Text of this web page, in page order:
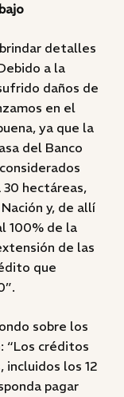
detalles
a la
daños de
en el
ya que la
del Banco
30 hectáreas,
y, de allí
100% de la
de las
que
sobre los
“Los créditos
incluidos los 12
pagar